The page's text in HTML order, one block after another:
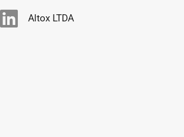
Altox LTDA